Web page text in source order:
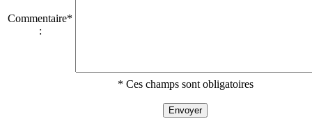
Commentaire*
:
* Ces champs sont obligatoires